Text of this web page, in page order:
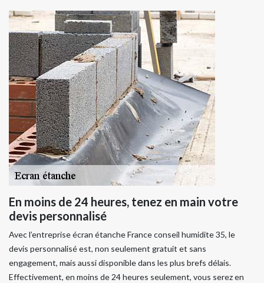
En moins de 24 heures, tenez en main votre
devis personnalisé
Avec l’entreprise écran étanche France conseil humidite 35, le
devis personnalisé est, non seulement gratuit et sans
engagement, mais aussi disponible dans les plus brefs délais.
Effectivement, en moins de 24 heures seulement, vous serez en